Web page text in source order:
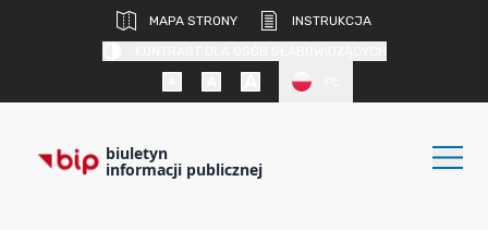
MAPA STRONY
INSTRUKCJA
biuletyn
informacji publicznej